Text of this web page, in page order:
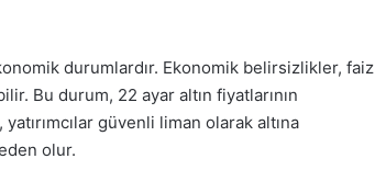
durumlardır. Ekonomik belirsizlikler, faiz
Bu durum, 22 ayar altın fiyatlarının
güvenli liman olarak altına
olur.